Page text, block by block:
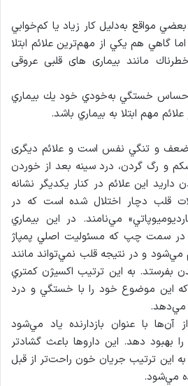
مواقع به‌دليل كار زياد يا كم‌خوابي
گاهي هم يكي از مهم‌ترين علائم ابتلا
مانند بیماری های قلبی عروقی
احساس خستگي به‌خودي خود يك بيماري
مهم ابتلا به بيماري باشد.
ضعف و تنگي نفس است و علائم ديگری
و رگ گردن، درد سينه بعد از خوردن
اين علائم در كنار يكديگر نشانه
قلب دچار اختلال شده است كه در
مي‌نامند. در اين بيماري
در سمت چپ كه مسئوليت اصلي پمپاژ
و در نتيجه قلب نمي‌تواند مانند
بفرستد. به اين ترتيب اكسيژن كمتري
اين موضوع خود را با خستگي و درد
مي‌دهد.
آن‌ها با عنوان بازدارنده ياد مي‌شود
را بهبود دهد. اين داروها باعث گشادتر
اين ترتيب جريان خون راحت‌تر از قبل
مي‌شود.